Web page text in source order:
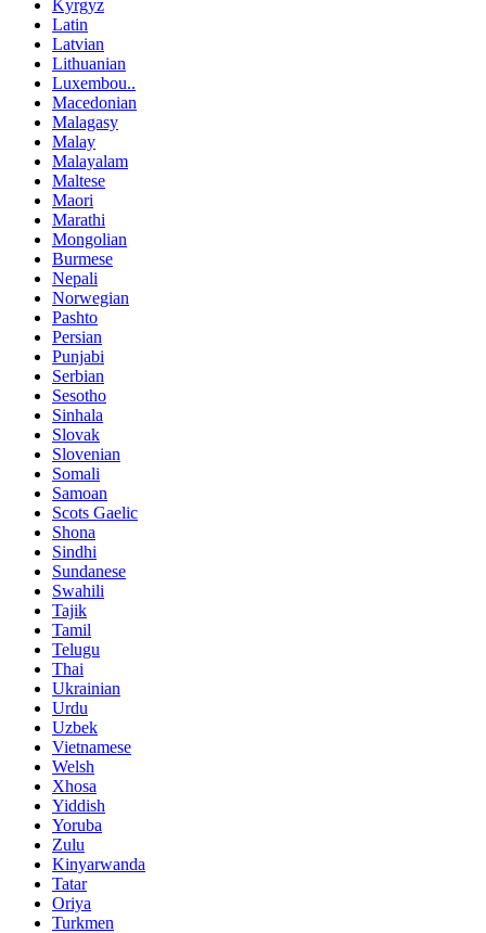
Kyrgyz
Latin
Latvian
Lithuanian
Luxembou..
Macedonian
Malagasy
Malay
Malayalam
Maltese
Maori
Marathi
Mongolian
Burmese
Nepali
Norwegian
Pashto
Persian
Punjabi
Serbian
Sesotho
Sinhala
Slovak
Slovenian
Somali
Samoan
Scots Gaelic
Shona
Sindhi
Sundanese
Swahili
Tajik
Tamil
Telugu
Thai
Ukrainian
Urdu
Uzbek
Vietnamese
Welsh
Xhosa
Yiddish
Yoruba
Zulu
Kinyarwanda
Tatar
Oriya
Turkmen